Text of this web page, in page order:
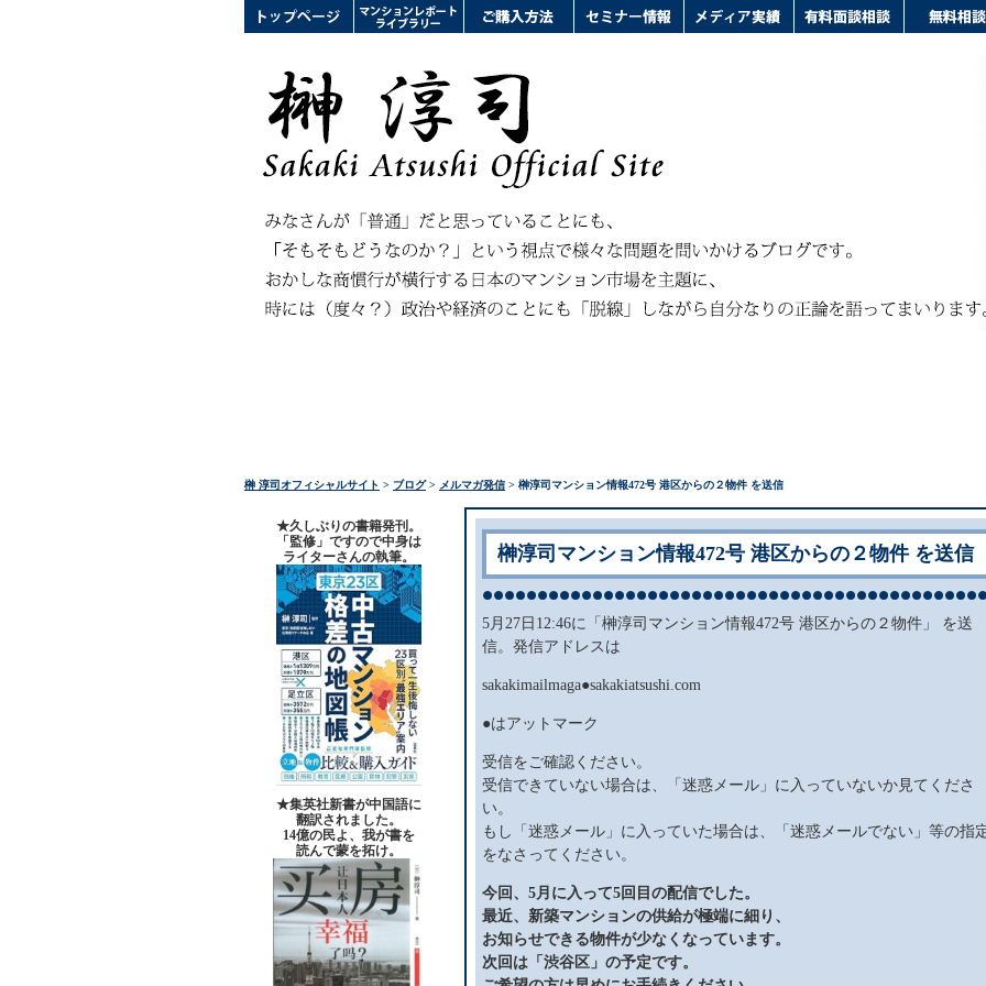
榊 淳司オフィシャルサイト > ブログ> メルマガ発信 > 榊淳司マンション情報472号 港区からの２物件 を送信
★久しぶりの書籍発刊。
「監修」ですので中身は
ライターさんの執筆。
★集英社新書が中国語に
翻訳されました。
14億の民よ、我が書を
読んで蒙を拓け。
榊淳司マンション情報472号 港区からの２物件 を送信
5月27日12:46に「榊淳司マンション情報472号 港区からの２物件」 を送
信。発信アドレスは
sakakimailmaga●sakakiatsushi.com
●はアットマーク
受信をご確認ください。
受信できていない場合は、「迷惑メール」に入っていないか見てくださ
い。
もし「迷惑メール」に入っていた場合は、「迷惑メールでない」等の指
をなさってください。
今回、5月に入って5回目の配信でした。
最近、新築マンションの供給が極端に細り、
お知らせできる物件が少なくなっています。
次回は 「渋谷区」の予定です。